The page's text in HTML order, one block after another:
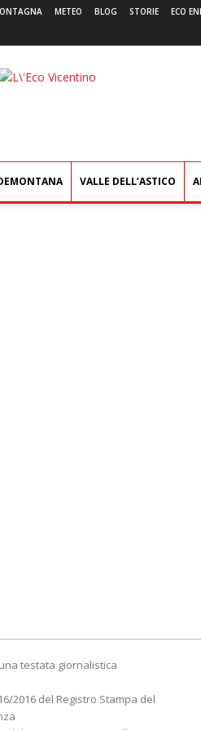
METEO BLOG STORIE ECO
L'Eco
VALLE DELL’ASTICO
una testata giornalistica
2016 del Registro Stampa del